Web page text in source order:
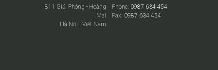
Phone: 0987 634 454
Fax: 0987 634 454
811 Giải Phóng - Hoàng
Mai
Hà Nội - Việt Nam